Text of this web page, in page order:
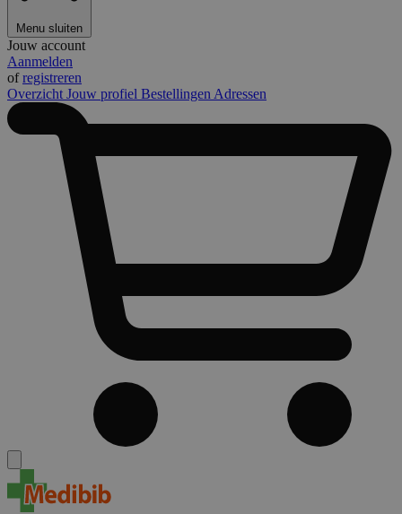
Menu sluiten
Jouw account
Aanmelden
ofregistreren
Overzicht Jouw profiel Bestellingen Adressen